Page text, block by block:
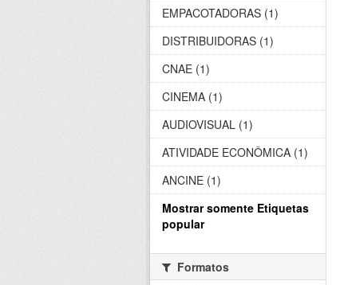
EMPACOTADORAS (1)
DISTRIBUIDORAS (1)
CNAE (1)
CINEMA (1)
AUDIOVISUAL (1)
ATIVIDADE ECONÔMICA (1)
ANCINE (1)
Mostrar somente Etiquetas
popular
Formatos